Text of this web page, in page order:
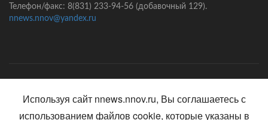
Телефон/факс: 8(831) 233-94-56 (добавочный 129).
nnews.nnov@yandex.ru
Используя сайт nnews.nnov.ru, Вы соглашаетесь с
использованием файлов cookie, которые указаны в